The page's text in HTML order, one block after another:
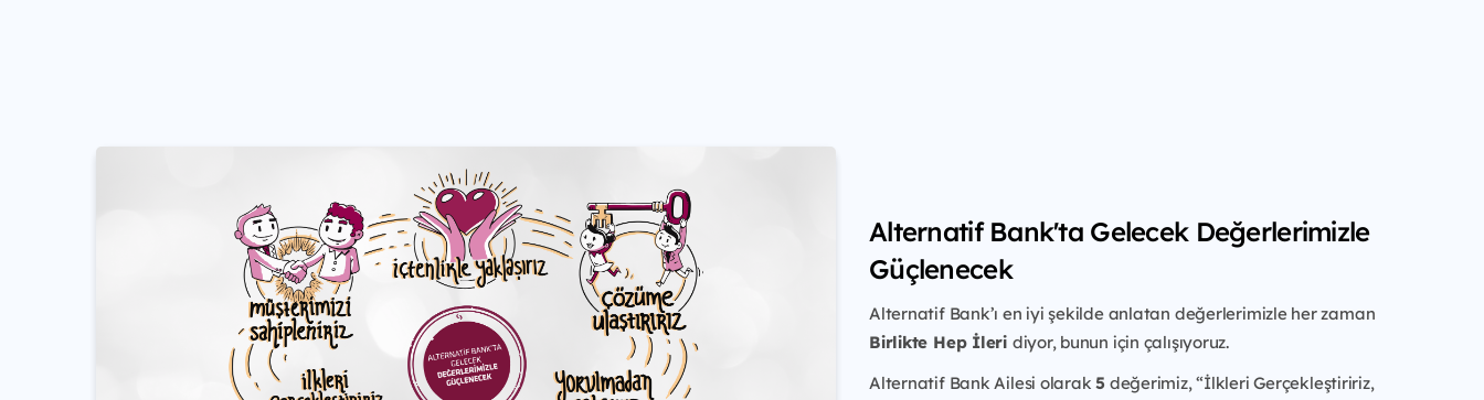
Alternatif Bank'ta Gelecek Değerlerimizle
Güçlenecek
Alternatif Bank’ı en iyi şekilde anlatan değerlerimizle her zaman
Birlikte Hep İleri diyor, bunun için çalışıyoruz.
Alternatif Bank Ailesi olarak5 değerimiz, “İlkleri Gerçekleştiririz,